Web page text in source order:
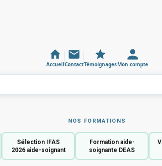
AccueilContactTémoignagesMon compte
NOS FORMATIONS
Sélection IFAS
2026 aide-soignant
Formation aide-
soignante DEAS